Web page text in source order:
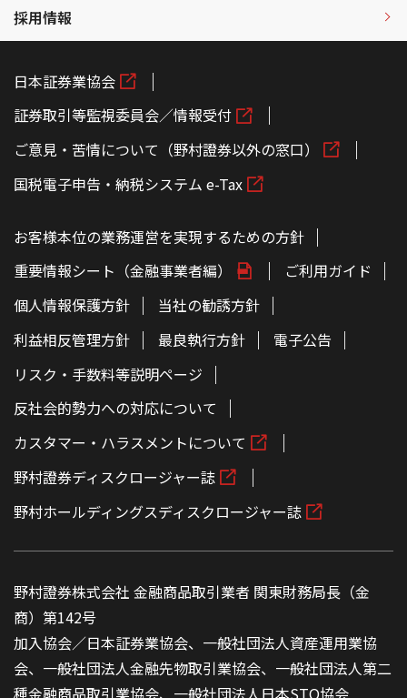
採用情報
日本証券業協会
証券取引等監視委員会／情報受付
ご意見・苦情について（野村證券以外の窓口）
国税電子申告・納税システム e-Tax
お客様本位の業務運営を実現するための方針
重要情報シート（金融事業者編）
ご利用ガイド
個人情報保護方針
当社の勧誘方針
利益相反管理方針
最良執行方針
電子公告
リスク・手数料等説明ページ
反社会的勢力への対応について
カスタマー・ハラスメントについて
野村證券ディスクロージャー誌
野村ホールディングスディスクロージャー誌
野村證券株式会社 金融商品取引業者 関東財務局長（金
商）第142号
加入協会／日本証券業協会、一般社団法人資産運用業協
会、一般社団法人金融先物取引業協会、一般社団法人第二